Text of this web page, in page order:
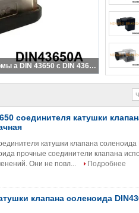
Соединитель катушки клапана соленоида формы a DIN 43650 с DIN 43650A кабеля
соединителя катушки
катушки клапана
прочные соединители клапана
Они не повл...
Подробнее
клапана соленоида